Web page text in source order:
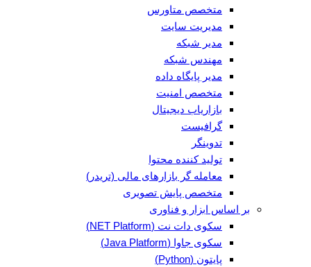
متخصص متاورس
مدیریت سایت
مدیر شبکه
مهندس شبکه
مدیر پایگاه داده
متخصص امنیت
بازاریاب دیجیتال
گرافیست
تدوینگر
تولید کننده محتوا
معامله گر بازارهای مالی (تریدر)
متخصص پایش تصویری
بر اساس ابزار و فناوری
سکوی دات نت (NET Platform)
سکوی جاوا (Java Platform)
پایتون (Python)